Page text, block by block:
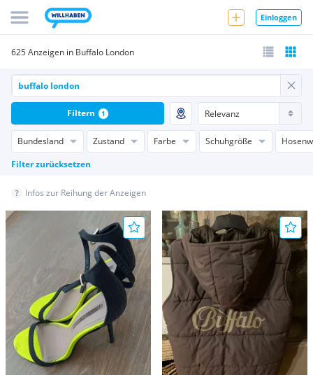
Einloggen
625 Anzeigen in Buffalo London
Bundesland Zustand Farbe Schuhgröße
Filter zurücksetzen
Filtern 1
Infos zur Reihung der Anzeigen